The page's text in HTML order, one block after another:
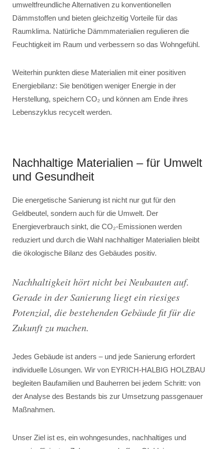
umweltfreundliche Alternativen zu konventionellen
Dämmstoffen und bieten gleichzeitig Vorteile für das
Raumklima. Natürliche Dämmmaterialien regulieren die
Feuchtigkeit im Raum und verbessern so das Wohngefühl.
Weiterhin punkten diese Materialien mit einer positiven
Energiebilanz: Sie benötigen weniger Energie in der
Herstellung, speichern CO₂ und können am Ende ihres
Lebenszyklus recycelt werden.
Nachhaltige Materialien – für Umwelt
und Gesundheit
Die energetische Sanierung ist nicht nur gut für den
Geldbeutel, sondern auch für die Umwelt. Der
Energieverbrauch sinkt, die CO₂-Emissionen werden
reduziert und durch die Wahl nachhaltiger Materialien bleibt
die ökologische Bilanz des Gebäudes positiv.
Nachhaltigkeit hört nicht bei Neubauten auf.
Gerade in der Sanierung liegt ein riesiges
Potenzial, die bestehenden Gebäude fit für die
Zukunft zu machen.
Jedes Gebäude ist anders – und jede Sanierung erfordert
individuelle Lösungen. Wir von EYRICH-HALBIG HOLZBAU
begleiten Baufamilien und Bauherren bei jedem Schritt: von
der Analyse des Bestands bis zur Umsetzung passgenauer
Maßnahmen.
Unser Ziel ist es, ein wohngesundes, nachhaltiges und